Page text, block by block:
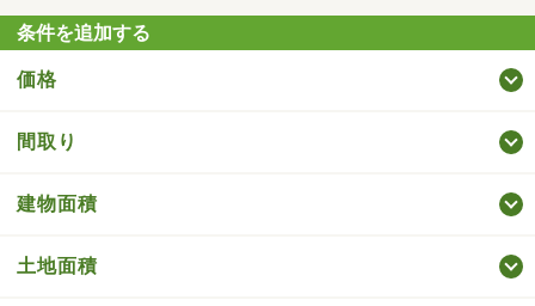
条件を追加する
価格
間取り
建物面積
土地面積